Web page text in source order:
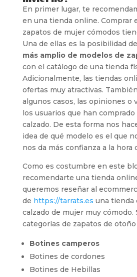
En primer lugar, te
en una tienda online. Comprar
zapatos de mujer cómodos
Una de ellas es la posibilidad de
más amplio de modelos de
con el catálogo de una tienda
Adicionalmente, las tiendas
ofertas muy atractivas.
algunos casos, las opiniones o
los usuarios que han
calzado. De esta forma nos
idea de qué modelo es el que
nos da más confianza a la hora
Como es costumbre en este
recomendarte una tienda
queremos reseñar al
de https://tarrats.es una tienda
calzado de mujer muy cómodo.
categorías de zapatos de
Botines camperos
Botines de cordones
Botines de Hebillas